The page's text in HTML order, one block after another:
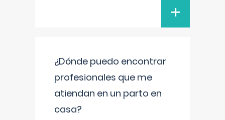
+
¿Dónde puedo encontrar
profesionales que me
atiendan en un parto en
casa?